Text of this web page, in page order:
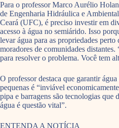
Para o professor Marco Aurélio
de Engenharia Hidráulica e
Ceará (UFC), é preciso investir em
acesso à água no semiárido. Isso
levar água para as propriedades
moradores de comunidades
para resolver o problema. Você tem
O professor destaca que garantir
pequenas é “inviável
pipa e barragens são tecnologias que
água é questão vital”.
ENTENDA A NOTÍCIA